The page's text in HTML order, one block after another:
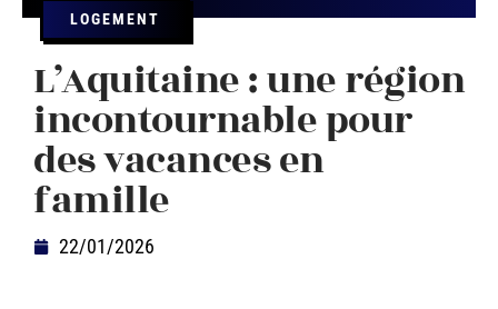
LOGEMENT
L’Aquitaine : une région
incontournable pour
des vacances en
famille
22/01/2026